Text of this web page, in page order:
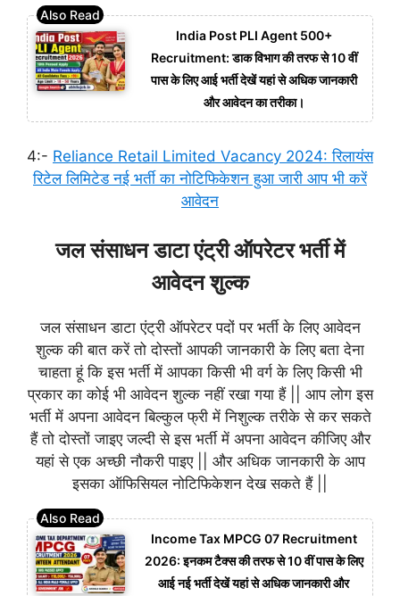
India Post PLI Agent 500+
Recruitment: डाक विभाग की तरफ से 10 वीं
पास के लिए आई भर्ती देखें यहां से अधिक जानकारी
और आवेदन का तरीका।
4:- Reliance Retail Limited Vacancy 2024: रिलायंस
रिटेल लिमिटेड नई भर्ती का नोटिफिकेशन हुआ जारी आप भी करें
आवेदन
जल संसाधन डाटा एंट्री ऑपरेटर भर्ती में
आवेदन शुल्क
जल संसाधन डाटा एंट्री ऑपरेटर पदों पर भर्ती के लिए आवेदन
शुल्क की बात करें तो दोस्तों आपकी जानकारी के लिए बता देना
चाहता हूं कि इस भर्ती में आपका किसी भी वर्ग के लिए किसी भी
प्रकार का कोई भी आवेदन शुल्क नहीं रखा गया हैं || आप लोग इस
भर्ती में अपना आवेदन बिल्कुल फ्री में निशुल्क तरीके से कर सकते
हैं तो दोस्तों जाइए जल्दी से इस भर्ती में अपना आवेदन कीजिए और
यहां से एक अच्छी नौकरी पाइए || और अधिक जानकारी के आप
इसका ऑफिसियल नोटिफिकेशन देख सकते हैं ||
Income Tax MPCG 07 Recruitment
2026: इनकम टैक्स की तरफ से 10 वीं पास के लिए
आई नई भर्ती देखें यहां से अधिक जानकारी और